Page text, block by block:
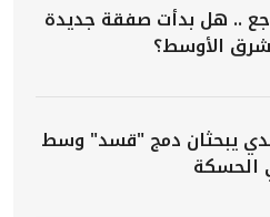
.. هل بدأت صفقة جديدة
الأوسط؟
يبحثان دمج "قسد" وسط
الحسكة